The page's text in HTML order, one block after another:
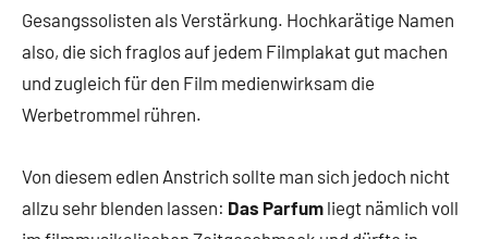
Gesangssolisten als Verstärkung. Hochkarätige Namen
also, die sich fraglos auf jedem Filmplakat gut machen
und zugleich für den Film medienwirksam die
Werbetrommel rühren.
Von diesem edlen Anstrich sollte man sich jedoch nicht
allzu sehr blenden lassen: Das Parfum liegt nämlich voll